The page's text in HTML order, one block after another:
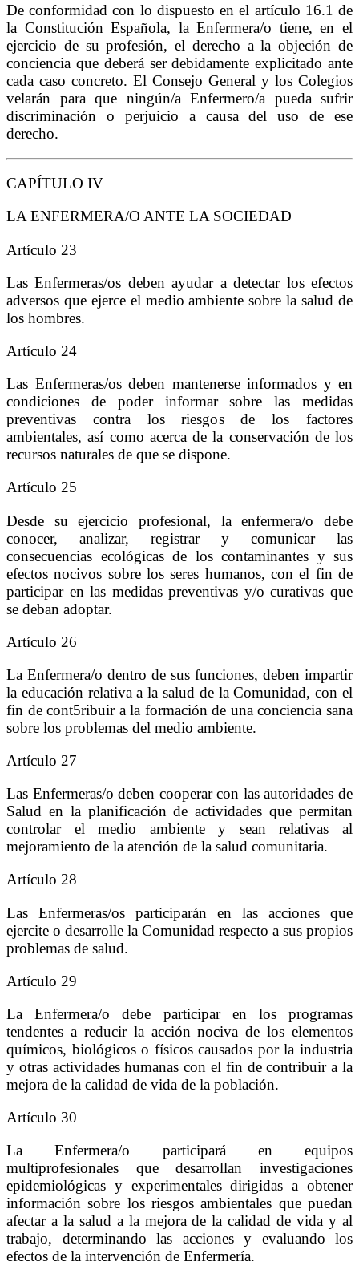
De conformidad con lo dispuesto en el artículo 16.1 de
la Constitución Española, la Enfermera/o tiene, en el
ejercicio de su profesión, el derecho a la objeción de
conciencia que deberá ser debidamente explicitado ante
cada caso concreto. El Consejo General y los Colegios
velarán para que ningún/a Enfermero/a pueda sufrir
discriminación o perjuicio a causa del uso de ese
derecho.
CAPÍTULO IV
LA ENFERMERA/O ANTE LA SOCIEDAD
Artículo 23
Las Enfermeras/os deben ayudar a detectar los efectos
adversos que ejerce el medio ambiente sobre la salud de
los hombres.
Artículo 24
Las Enfermeras/os deben mantenerse informados y en
condiciones de poder informar sobre las medidas
preventivas contra los riesgos de los factores
ambientales, así como acerca de la conservación de los
recursos naturales de que se dispone.
Artículo 25
Desde su ejercicio profesional, la enfermera/o debe
conocer, analizar, registrar y comunicar las
consecuencias ecológicas de los contaminantes y sus
efectos nocivos sobre los seres humanos, con el fin de
participar en las medidas preventivas y/o curativas que
se deban adoptar.
Artículo 26
La Enfermera/o dentro de sus funciones, deben impartir
la educación relativa a la salud de la Comunidad, con el
fin de cont5ribuir a la formación de una conciencia sana
sobre los problemas del medio ambiente.
Artículo 27
Las Enfermeras/o deben cooperar con las autoridades de
Salud en la planificación de actividades que permitan
controlar el medio ambiente y sean relativas al
mejoramiento de la atención de la salud comunitaria.
Artículo 28
Las Enfermeras/os participarán en las acciones que
ejercite o desarrolle la Comunidad respecto a sus propios
problemas de salud.
Artículo 29
La Enfermera/o debe participar en los programas
tendentes a reducir la acción nociva de los elementos
químicos, biológicos o físicos causados por la industria
y otras actividades humanas con el fin de contribuir a la
mejora de la calidad de vida de la población.
Artículo 30
La Enfermera/o participará en equipos
multiprofesionales que desarrollan investigaciones
epidemiológicas y experimentales dirigidas a obtener
información sobre los riesgos ambientales que puedan
afectar a la salud a la mejora de la calidad de vida y al
trabajo, determinando las acciones y evaluando los
efectos de la intervención de Enfermería.